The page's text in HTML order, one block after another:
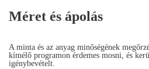
Méret és ápolás
A minta és az anyag minőségének
kímélő programon érdemes mosni, és
igénybevételt.